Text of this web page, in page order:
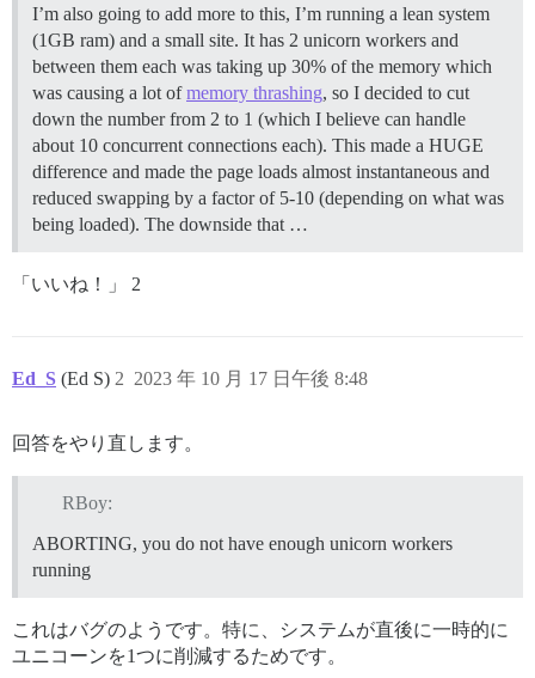
I’m also going to add more to this, I’m running a lean system
(1GB ram) and a small site. It has 2 unicorn workers and
between them each was taking up 30% of the memory which
was causing a lot ofmemory thrashing, so I decided to cut
down the number from 2 to 1 (which I believe can handle
about 10 concurrent connections each). This made a HUGE
difference and made the page loads almost instantaneous and
reduced swapping by a factor of 5-10 (depending on what was
being loaded). The downside that …
「いいね！」 2
Ed_S (Ed S) 2023 年 10 月 17 日午後 8:48
2
回答をやり直します。
RBoy:
ABORTING, you do not have enough unicorn workers
running
これはバグのようです。特に、システムが直後に一時的に
ユニコーンを1つに削減するためです。